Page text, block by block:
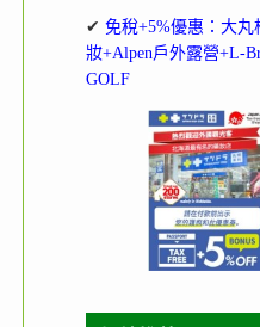
✔ 免稅+5%優惠：大
妝+Alpen戶外露營+L-
GOLF